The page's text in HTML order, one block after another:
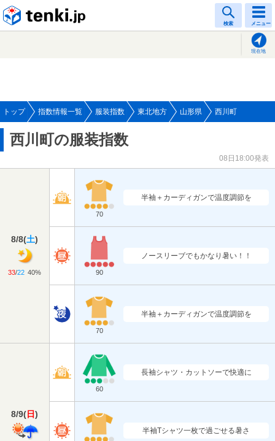
検索 メニュー
現在地
トップ 指数情報一覧 服装指数 東北地方 山形県 西川町
西川町の服装指数
08日18:00発表
8/8(土)
33/22 40%
70
半袖＋カーディガンで温度調節を
90
ノースリーブでもかなり暑い！！
70
半袖＋カーディガンで温度調節を
8/9(日)
60
長袖シャツ・カットソーで快適に
半袖Tシャツ一枚で過ごせる暑さ